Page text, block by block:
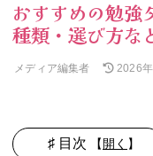
おすすめの勉
種類・選び方な
メディア編集者 2026年
♯ 目次 【開く 】